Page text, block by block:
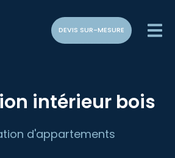
DEVIS SUR-MESURE
intérieur bois
d'appartements